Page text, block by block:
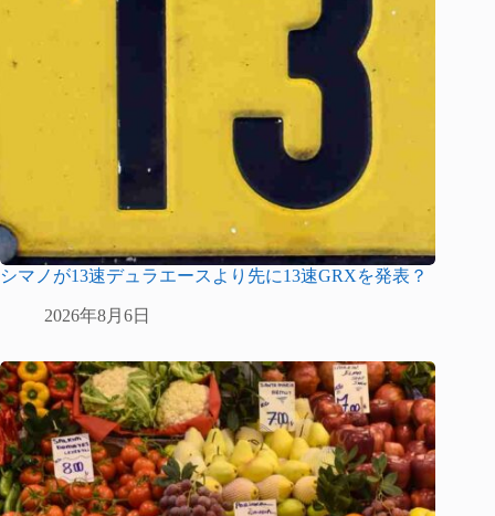
シマノが13速デュラエースより先に13速GRXを発表？
2026年8月6日